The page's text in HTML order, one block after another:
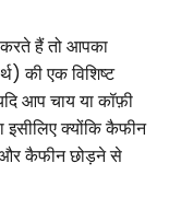
हैं तो आपका
की एक विशिष्ट
आप चाय या कॉफ़ी
इसीलिए क्योंकि कैफीन
और कैफीन छोड़ने से